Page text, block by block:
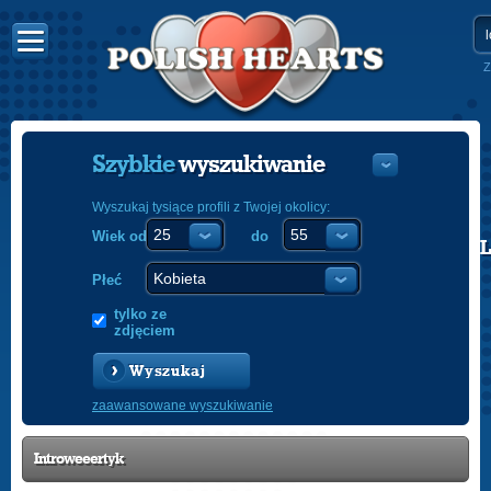
POLISH
Szybkiewyszukiwanie
Wyszukaj tysiące profili z Twojej okolicy:
Wiek od do
Płeć
tylko ze
zdjęciem
Wyszukaj
zaawansowane wyszukiwanie
Introweeertyk